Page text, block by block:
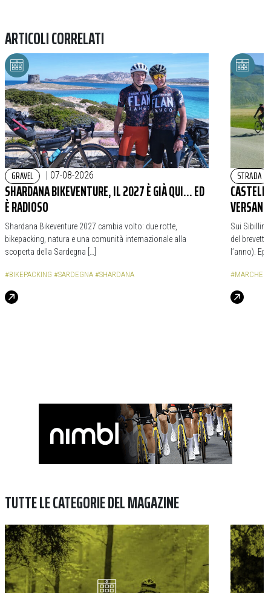
ARTICOLI CORRELATI
GRAVEL | 07-08-2026
SHARDANA BIKEVENTURE, IL 2027 È GIÀ QUI… ED
È RADIOSO
Shardana Bikeventure 2027 cambia volto: due rotte,
bikepacking, natura e una comunità internazionale alla
scoperta della Sardegna […]
#BIKEPACKING #SARDEGNA #SHARDANA
STRADA
Sui Sibillini
del
l’anno).
#MARCHE
TUTTE LE CATEGORIE DEL MAGAZINE